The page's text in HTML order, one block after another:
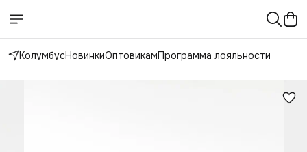
КолумбусНовинкиОптовикамПрограмма лояльности